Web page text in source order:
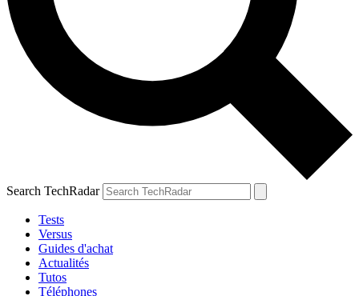
Search TechRadar
Tests
Versus
Guides d'achat
Actualités
Tutos
Téléphones